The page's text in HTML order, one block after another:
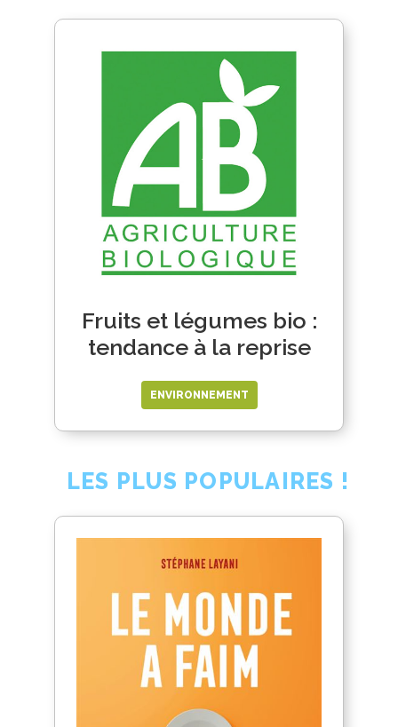
Fruits et légumes bio :
tendance à la reprise
ENVIRONNEMENT
LES PLUS POPULAIRES !